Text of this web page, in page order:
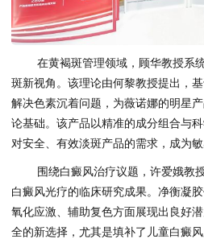
在黄褐斑管理领域，顾华教授系
斑新视角。该理论由何黎教授提出，
解决色素沉着问题，为薇诺娜的明星
论基础。该产品以精准的成分组合与
对安全、有效淡斑产品的需求，成为
围绕白癜风治疗议题，许爱娥教
白癜风光疗的临床研究成果。净衡凝
氧化应激、辅助复色方面展现出良好
全的新选择，尤其是填补了儿童白癜